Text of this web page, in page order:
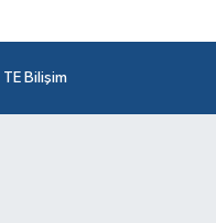
TE Bilişim